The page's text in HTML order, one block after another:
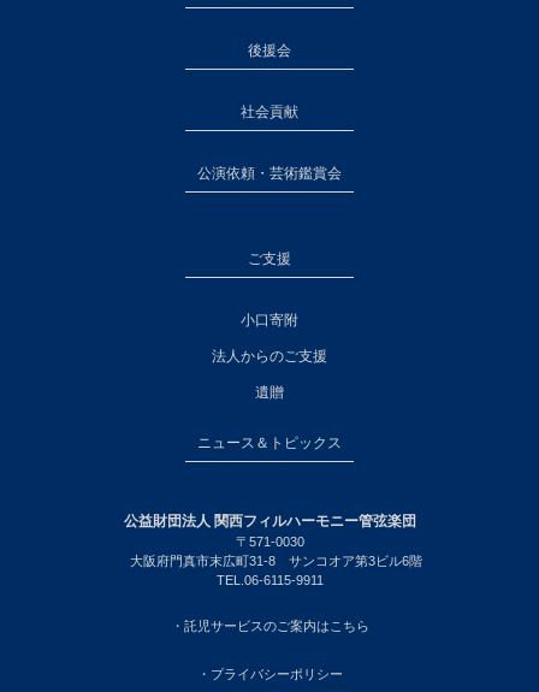
後援会
社会貢献
公演依頼・芸術鑑賞会
ご支援
小口寄附
法人からのご支援
遺贈
ニュース＆トピックス
公益財団法人 関西フィルハーモニー管弦楽団
〒571-0030
大阪府門真市末広町31-8 サンコオア第3ビル6階
TEL.06-6115-9911
・託児サービスのご案内はこちら
・プライバシーポリシー